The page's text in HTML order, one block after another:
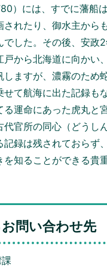
）には、すでに藩船
れたり、御水主から
した。その後、安政
から北海道に向かい
ますが、濃霧のため
て航海に出た記録も
運命にあった虎丸と
官所の同心（どうし
録は残されておらず
知ることができる貴
問い合わせ先